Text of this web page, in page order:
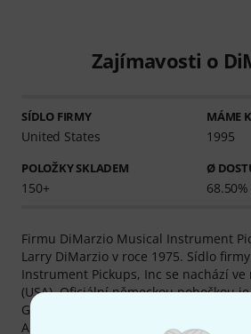
Zajímavosti o
SÍDLO FIRMY
United States
MÁME
1995
POLOŽKY SKLADEM
150+
Ø
Firmu DiMarzio Musical Instrument
Larry DiMarzio v roce 1975. Sídlo
Instrument Pickups, Inc se nachází ve
(USA). Oficiální německou pobočkou
GmbH (Rangsdorf (D)).
Aktuálně máme v sortimentu 286